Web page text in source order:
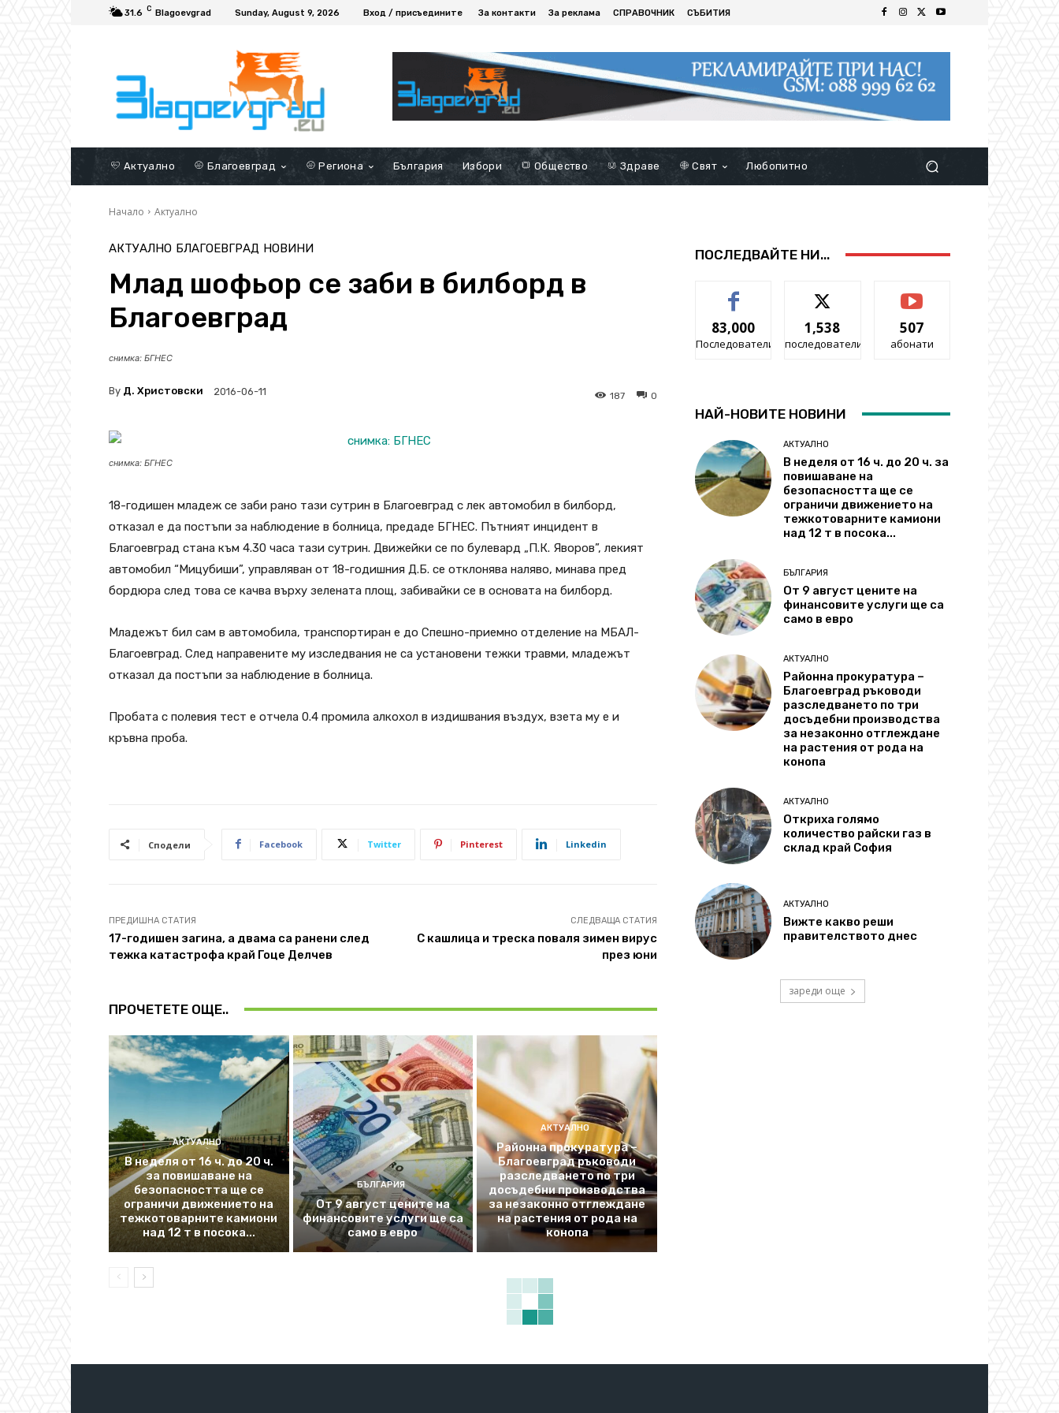
31.6 C Blagoevgrad Sunday, August 9, 2026 Вход / присъедините За контакти За реклама СПРАВОЧНИК СЪБИТИЯ
Актуално Благоевград Региона България Избори Общество Здраве Свят Любопитно
Начало Актуално
АКТУАЛНО БЛАГОЕВГРАД НОВИНИ
Млад шофьор се заби в билборд в
Благоевград
снимка: БГНЕС
By Д. Христовски 2016-06-11 0
187
снимка: БГНЕС
18-годишен младеж се заби рано тази сутрин в Благоевград с лек автомобил в билборд,
отказал е да постъпи за наблюдение в болница, предаде БГНЕС. Пътният инцидент в
Благоевград стана към 4.30 часа тази сутрин. Движейки се по булевард „П.К. Яворов”, лекият
автомобил “Мицубиши”, управляван от 18-годишния Д.Б. се отклонява наляво, минава пред
бордюра след това се качва върху зелената площ, забивайки се в основата на билборд.
Младежът бил сам в автомобила, транспортиран е до Спешно-приемно отделение на МБАЛ-
Благоевград. След направените му изследвания не са установени тежки травми, младежът
отказал да постъпи за наблюдение в болница.
Пробата с полевия тест е отчела 0.4 промила алкохол в издишвания въздух, взета му е и
кръвна проба.
Сподели Facebook Twitter Pinterest Linkedin
ПРЕДИШНА СТАТИЯ
17-годишен загина, а двама са ранени след
тежка катастрофа край Гоце Делчев
СЛЕДВАЩА СТАТИЯ
С кашлица и треска поваля зимен вирус
през юни
ПРОЧЕТЕТЕ ОЩЕ..
АКТУАЛНО
В неделя от 16 ч. до 20 ч.
за повишаване на
безопасността ще се
ограничи движението на
тежкотоварните камиони
над 12 т в посока...
БЪЛГАРИЯ
От 9 август цените на
финансовите услуги ще са
само в евро
АКТУАЛНО
Районна прокуратура –
Благоевград ръководи
разследването по три
досъдебни производства
за незаконно отглеждане
на растения от рода на
конопа
ПОСЛЕДВАЙТЕ НИ...
83,000
Последователи
1,538
последователи
507
абонати
НАЙ-НОВИТЕ НОВИНИ
АКТУАЛНО
В неделя от 16 ч. до 20 ч. за
повишаване на
безопасността ще се
ограничи движението на
тежкотоварните камиони
над 12 т в посока...
БЪЛГАРИЯ
От 9 август цените на
финансовите услуги ще са
само в евро
АКТУАЛНО
Районна прокуратура –
Благоевград ръководи
разследването по три
досъдебни производства
за незаконно отглеждане
на растения от рода на
конопа
АКТУАЛНО
Откриха голямо
количество райски газ в
склад край София
АКТУАЛНО
Вижте какво реши
правителството днес
зареди още